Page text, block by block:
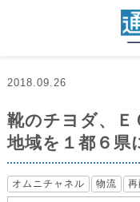
2018.09.26
靴のチヨダ、Ｅ
地域を１都６県
オムニチャネル 物流 再